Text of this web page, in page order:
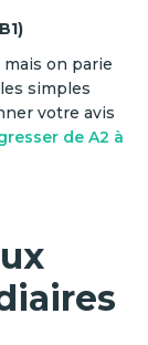
on parie
simples
votre avis
de A2 à